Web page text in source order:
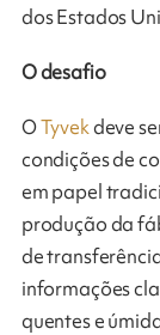
dos Estados
O desafio
OTyvekdeve
condições de
em papel
produção da
de
informações
quentes e